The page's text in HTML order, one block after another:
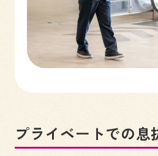
プライベートでの息